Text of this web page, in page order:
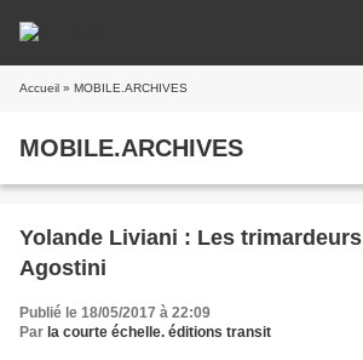
Accueil » MOBILE.ARCHIVES
MOBILE.ARCHIVES
Yolande Liviani : Les trimardeurs par Nadine
Agostini
Publié le 18/05/2017 à 22:09
Par la courte échelle. éditions transit